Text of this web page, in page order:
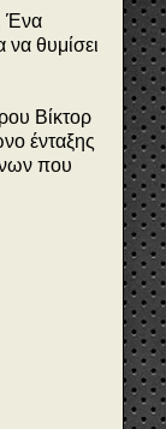
Ένα
θυμίσει
Βίκτορ
ένταξης
που